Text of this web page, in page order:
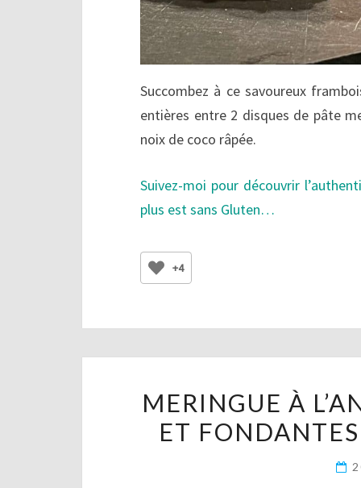
Succombez à ce savoureux
entières entre 2 disques de pâte
noix de coco râpée.
Suivez-moi pour découvrir
plus est sans Gluten…
+4
MERINGUE À
ET